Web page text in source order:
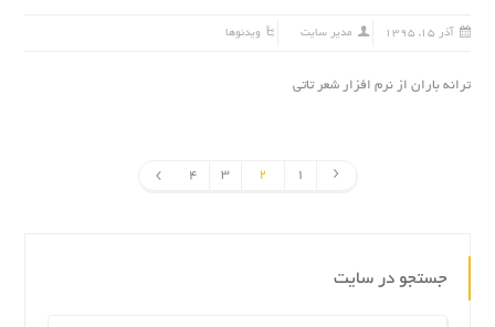
آذر ۱۵, ۱۳۹۵ مدیر سایت ویدئوها
ترانه باران از نرم افزار شعر تاتى
1
2
3
4
جستجو در سایت